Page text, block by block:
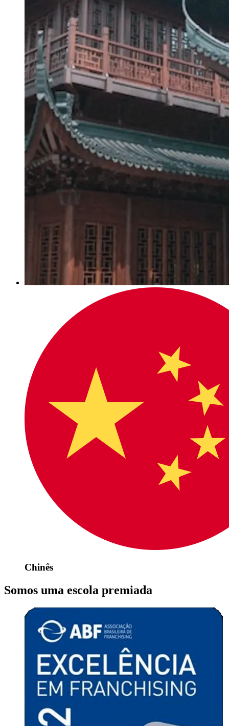
Chinês
Somos uma escola premiada